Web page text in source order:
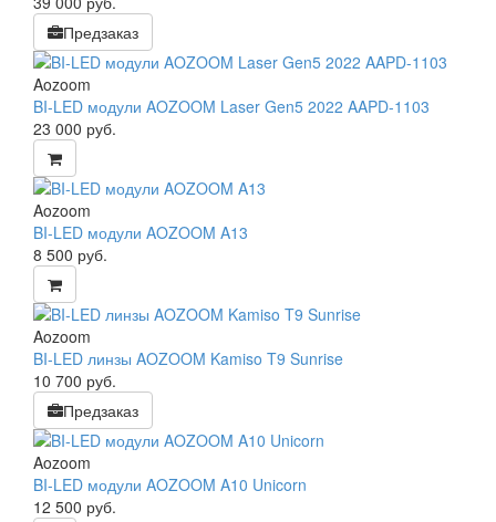
Предзаказ
Aozoom
BI-LED модули AOZOOM Laser Gen5 2022 AAPD-1103
23 000 руб.
Aozoom
BI-LED модули AOZOOM A13
8 500 руб.
Aozoom
BI-LED линзы AOZOOM Kamiso T9 Sunrise
10 700 руб.
Предзаказ
Aozoom
BI-LED модули AOZOOM A10 Unicorn
12 500 руб.